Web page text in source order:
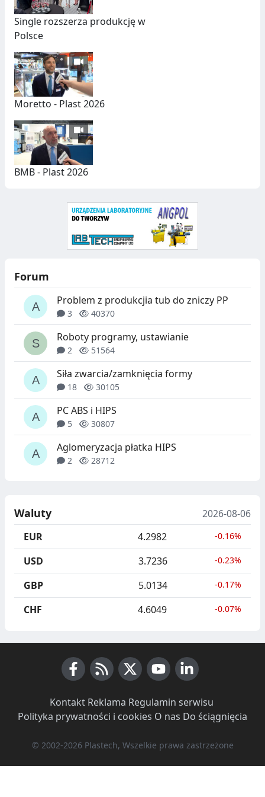
C
N
Y
C
H
Single rozszerza produkcję w
Polsce
Moretto - Plast 2026
BMB - Plast 2026
Forum
Problem z produkcjia tub do zniczy PP
3 40370
Roboty programy, ustawianie
2 51564
Siła zwarcia/zamknięcia formy
18 30105
PC ABS i HIPS
5 30807
Aglomeryzacja płatka HIPS
2 28712
Waluty
2026-08-06
EUR
4.2982 -0.16%
USD 3.7236 -0.23%
GBP 5.0134 -0.17%
CHF 4.6049 -0.07%
Kontakt· Reklama Regulamin serwisu
Polityka prywatności i cookies O nas Do ściągnięcia
© 2002-2026 Plastech, Wszelkie prawa zastrzeżone